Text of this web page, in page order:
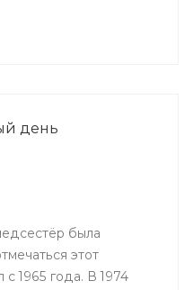
день
была
этот
1965 года. В 1974